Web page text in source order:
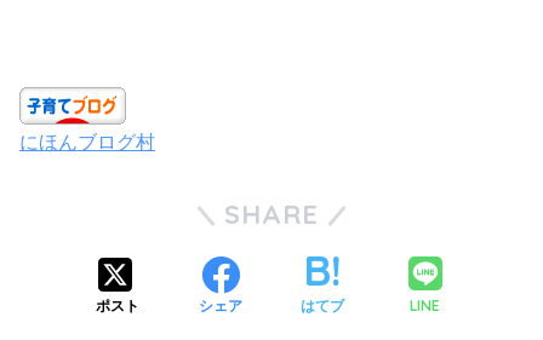
にほんブログ村
SHARE
ポスト シェア はてブ LINE